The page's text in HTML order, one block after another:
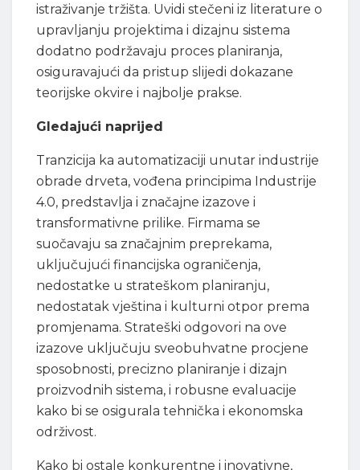
istraživanje tržišta. Uvidi stečeni iz literature o
upravljanju projektima i dizajnu sistema
dodatno podržavaju proces planiranja,
osiguravajući da pristup slijedi dokazane
teorijske okvire i najbolje prakse.
Gledajući naprijed
Tranzicija ka automatizaciji unutar industrije
obrade drveta, vođena principima Industrije
4.0, predstavlja i značajne izazove i
transformativne prilike. Firmama se
suočavaju sa značajnim preprekama,
uključujući financijska ograničenja,
nedostatke u strateškom planiranju,
nedostatak vještina i kulturni otpor prema
promjenama. Strateški odgovori na ove
izazove uključuju sveobuhvatne procjene
sposobnosti, precizno planiranje i dizajn
proizvodnih sistema, i robusne evaluacije
kako bi se osigurala tehnička i ekonomska
održivost.
Kako bi ostale konkurentne i inovativne,